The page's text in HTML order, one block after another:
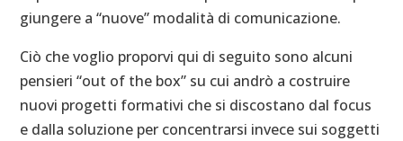
giungere a “nuove” modalità di comunicazione.
Ciò che voglio proporvi qui di seguito sono alcuni
pensieri “out of the box” su cui andrò a costruire
nuovi progetti formativi che si discostano dal focus
e dalla soluzione per concentrarsi invece sui soggetti